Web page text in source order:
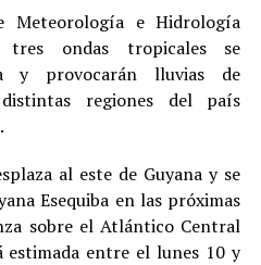
e Hidrología
tres ondas tropicales se
y provocarán lluvias de
regiones del país
al este de Guyana y se
Esequiba en las próximas
sobre el Atlántico Central
estimada entre el lunes 10 y